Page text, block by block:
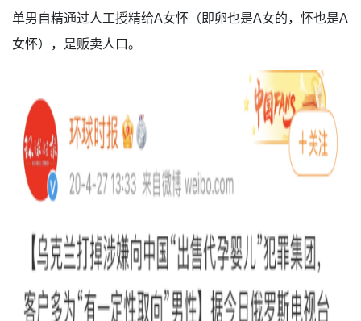
单男自精通过人工授精给A女怀（即卵也是A女的，怀也是A
女怀），是贩卖人口。